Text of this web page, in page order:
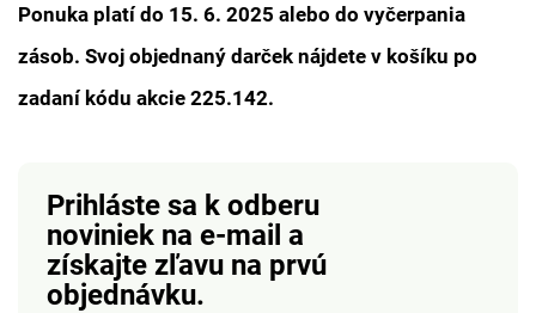
Ponuka platí do 15. 6. 2025 alebo do vyčerpania
zásob. Svoj objednaný darček nájdete v košíku po
zadaní kódu akcie 225.142.
Prihláste sa k odberu
noviniek na e-mail a
získajte zľavu na prvú
objednávku.